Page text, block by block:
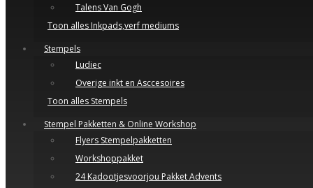
Talens Van Gogh
Toon alles Inkpads,verf mediums
Stempels
Ludiec
Overige inkt en Asccesoires
Toon alles Stempels
Stempel Pakketten & Online Workshop
Flyers Stempelpakketten
Workshoppakket
24 Kadootjesvoorjou Pakket Advents